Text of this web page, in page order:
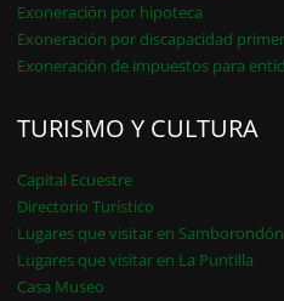
Exoneración por hipoteca
Exoneración por discapacidad
Exoneración de impuestos para
TURISMO Y CULTURA
Capital Ecuestre
Directorio Turístico
Lugares que visitar en Samborondón
Lugares que visitar en La Puntilla
Casa Museo